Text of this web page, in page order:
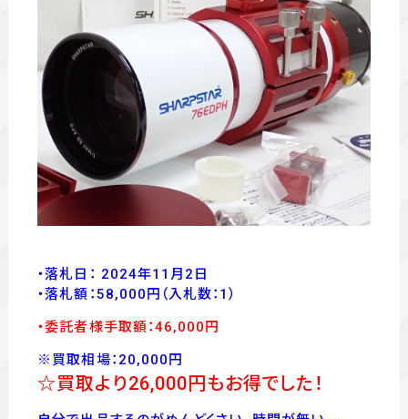
・落札日： 2024年11月2日
・落札額：58,000 円 （入札数：1）
・委託者様手取額：46,000 円
※買取相場：20,000円
☆買取より26,000円もお得でした！